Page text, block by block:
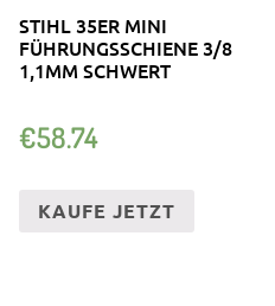
STIHL 35ER MINI
FÜHRUNGSSCHIENE 3/8
1,1MM SCHWERT
€58.74
KAUFE JETZT